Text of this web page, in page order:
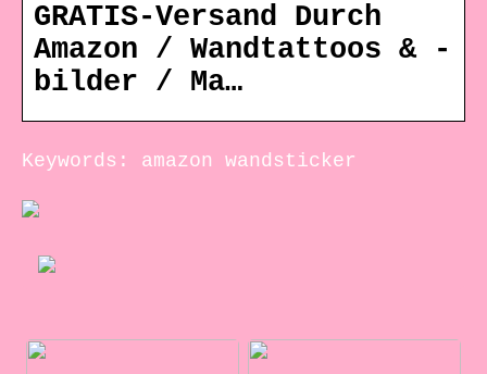
GRATIS-Versand Durch
Amazon / Wandtattoos & -
bilder / Ma…
Keywords: amazon wandsticker